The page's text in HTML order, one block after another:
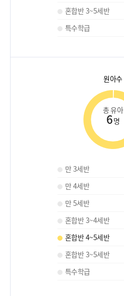
혼합반 3~5세반
특수학급
원아수
총 유아
6명
만 3세반
만 4세반
만 5세반
혼합반 3~4세반
혼합반 4~5세반
혼합반 3~5세반
특수학급